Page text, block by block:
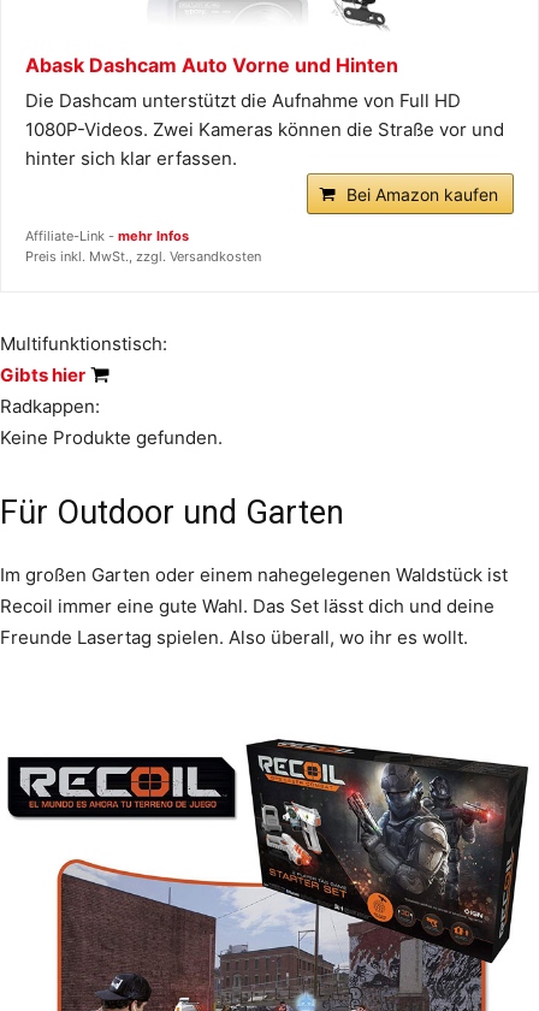
Abask Dashcam Auto Vorne und Hinten
Die Dashcam unterstützt die Aufnahme von Full HD
1080P-Videos. Zwei Kameras können die Straße vor und
hinter sich klar erfassen.
Bei Amazon kaufen
Affiliate-Link - mehr Infos
Preis inkl. MwSt., zzgl. Versandkosten
Multifunktionstisch:
Gibts hier
Radkappen:
Keine Produkte gefunden.
Für Outdoor und Garten
Im großen Garten oder einem nahegelegenen Waldstück ist
Recoil immer eine gute Wahl. Das Set lässt dich und deine
Freunde Lasertag spielen. Also überall, wo ihr es wollt.